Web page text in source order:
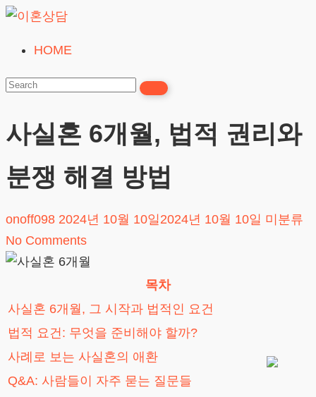
Skip
content
혼
담
HOME
사실혼 6개월, 법적 권리와
분쟁 해결 방법
onoff098 2024년 10월 10일 2024년 10월 10일 미분류
No Comments
목차
사실혼 6개월, 그 시작과 법적인 요건
법적 요건: 무엇을 준비해야 할까?
사례로 보는 사실혼의 애환
Q&A: 사람들이 자주 묻는 질문들